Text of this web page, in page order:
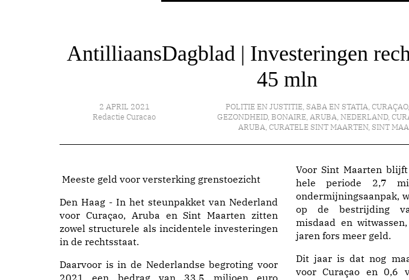
AntilliaansDagblad | Investeringen
45 mln
2 APRIL 2021
Redactie Curacao
POLITIE EN JUSTITIE, SABA EN STATIA, CURAÇAO,
GEZONDHEID,BONAIRE,ARUBA,NEDERLAND,
ARUBA,CURATELE SINT MAARTEN, SINT
Meeste geld voor versterking grenstoezicht
Den Haag - In het steunpakket van Nederland
voor Curaçao, Aruba en Sint Maarten zitten
zowel structurele als incidentele investeringen
in de rechtsstaat.
Daarvoor is in de Nederlandse begroting voor
2021 een bedrag van 33,5 miljoen euro
Voor Sint Maarten
hele periode 2,7
ondermijningsaanpak,
op de bestrijding
misdaad en
jaren fors meer geld.
Dit jaar is dat nog
voor Curaçao en 0,6